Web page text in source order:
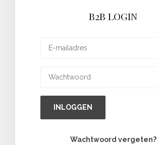
B2B LOGIN
INLOGGEN
Wachtwoord vergeten?